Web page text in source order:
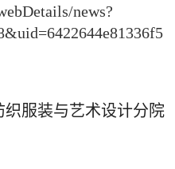
news?
织服装与艺术设计分院